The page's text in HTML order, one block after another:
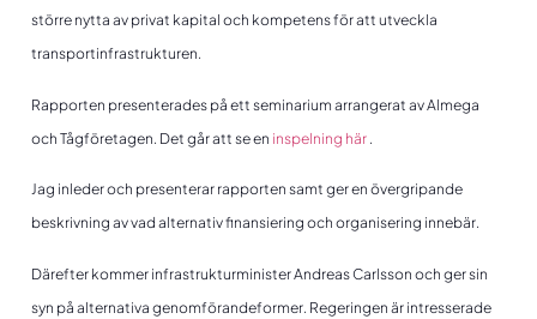
större nytta av privat kapital och kompetens för att utveckla
transportinfrastrukturen.
Rapporten presenterades på ett seminarium arrangerat av Almega
och Tågföretagen. Det går att se en inspelning här .
Jag inleder och presenterar rapporten samt ger en övergripande
beskrivning av vad alternativ finansiering och organisering innebär.
Därefter kommer infrastrukturminister Andreas Carlsson och ger sin
syn på alternativa genomförandeformer. Regeringen är intresserade